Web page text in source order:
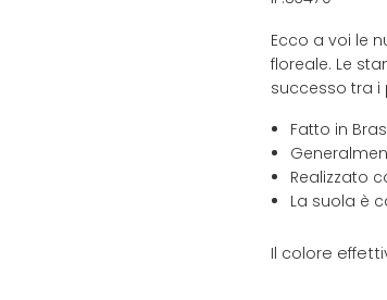
Ecco a voi le
floreale. Le
successo tra i
Fatto in
Realizzato
La suola è
Il colore